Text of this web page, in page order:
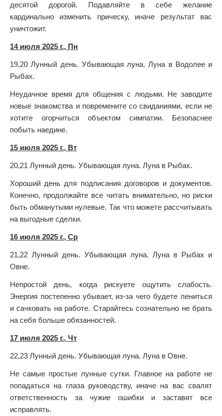
десятой дорогой. Подавляйте в себе желание
кардинально изменить прическу, иначе результат вас
уничтожит.
14 июля 2025 г., Пн
19,20 Лунный день. Убывающая луна. Луна в Водолее и
Рыбах.
Неудачное время для общения с людьми. Не заводите
новые знакомства и повремените со свиданиями, если не
хотите огорчиться объектом симпатии. Безопаснее
побыть наедине.
15 июля 2025 г., Вт
20,21 Лунный день. Убывающая луна. Луна в Рыбах.
Хороший день для подписания договоров и документов.
Конечно, продолжайте все читать внимательно, но риски
быть обманутыми нулевые. Так что можете рассчитывать
на выгодные сделки.
16 июля 2025 г., Ср
21,22 Лунный день. Убывающая луна. Луна в Рыбах и
Овне.
Непростой день, когда рискуете ощутить слабость.
Энергия постепенно убывает, из-за чего будете лениться
и сачковать на работе. Старайтесь сознательно не брать
на себя больше обязанностей.
17 июля 2025 г., Чт
22,23 Лунный день. Убывающая луна. Луна в Овне.
Не самые простые лунные сутки. Главное на работе не
попадаться на глаза руководству, иначе на вас свалят
ответственность за чужие ошибки и заставят все
исправлять.